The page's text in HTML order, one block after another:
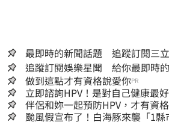
最即時的新聞話題 追蹤訂閱三
追蹤訂閱娛樂星聞 給你最即時
做到這點才有資格說愛你PR
立即諮詢HPV！是對自己健康最
嫌晚！
伴侶和妳一起預防HPV，才有資
颱風假宣布了！白海豚來襲「1縣